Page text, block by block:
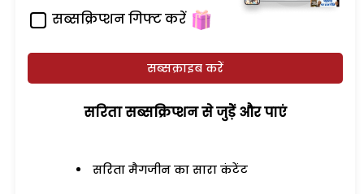
सब्सक्रिप्शन गिफ्ट करें
सब्सक्राइब करें
सरिता सब्सक्रिप्शन से जुड़ेें और पाएं
सरिता मैगजीन का सारा कंटेंट